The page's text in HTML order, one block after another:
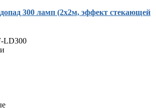
300 ламп (2х2м, эффект стекающей
LD300